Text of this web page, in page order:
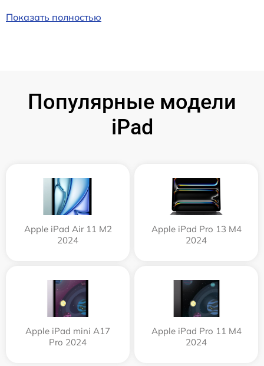
Показать полностью
Популярные модели
iPad
Apple iPad Air 11 M2
2024
Apple iPad Pro 13 M4
2024
Apple iPad mini A17
Pro 2024
Apple iPad Pro 11 M4
2024